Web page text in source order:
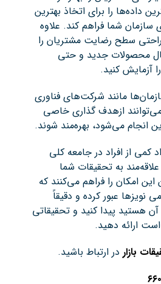
داده‌ها را برای اتخاذ بهترین
شما فراهم کند. علاوه
راحتی سطح رضایت مشتریان را
محصولات جدید و حتی
آزمایش کنید.
مانند شرکت‌های فناوری
ازهدف گذاری خاصی
انجام می‌شود، بهره‌مند شوند.
کمی از افراد در جامعه کلی
به تحقیقات شما
این امکان را فراهم می‌کنند که
نویزها عبور کرده و دقیقاً
آن هستید پیدا کنید و تحقیقاتی
ارائه دهید.
بازار در ارتباط باشید.